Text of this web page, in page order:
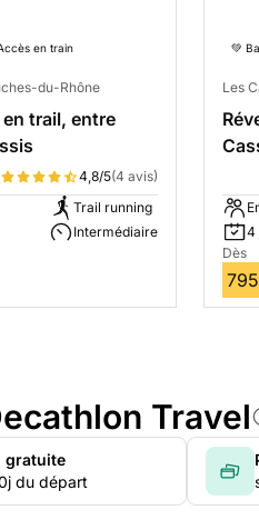
en train
du-Rhône
trail, entre
4,8/5(4 avis)
Trail running
Intermédiaire
💚
Les
4
Dès
Travel
gratuite
du départ